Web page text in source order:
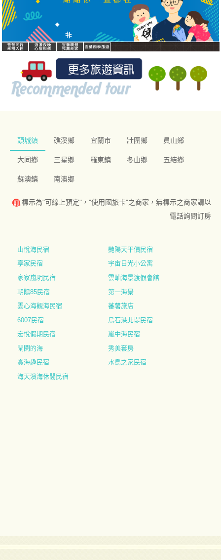
頭城鎮 礁溪鄉 宜蘭市 壯圍鄉 員山鄉
大同鄉 三星鄉 羅東鎮 冬山鄉 五結鄉
蘇澳鎮 南澳鄉
標示為"可線上預定"，"使用國旅卡"之商家，無標示之商家請以
電話詢問訂房
山悅海民宿
艷陽天平價民宿
享家民宿
宇宙日光小公寓
家家嵐玥民宿
雲岫海景渡假會館
朝陽85民宿
第一海景
雲心海觀海民宿
蕃薯旅店
6007民宿
烏石港北堤民宿
宏悅假期民宿
嵐中海民宿
閑閑的海
秀美套房
賞海趣民宿
水鳥之家民宿
海天濱海休閒民宿